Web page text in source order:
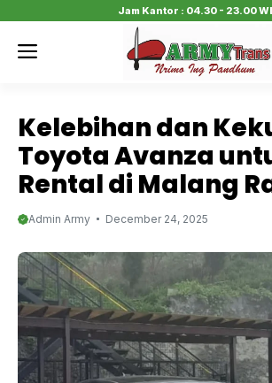
content
Jam Kantor : 04.30 - 23.00
Menu
Kelebihan dan
Toyota Avanza
Rental di Malang
Admin Army December 24, 2025